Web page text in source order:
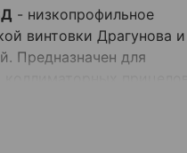
- низкопрофильное
винтовки Драгунова
Предназначен для
'ласточкин хвост'.